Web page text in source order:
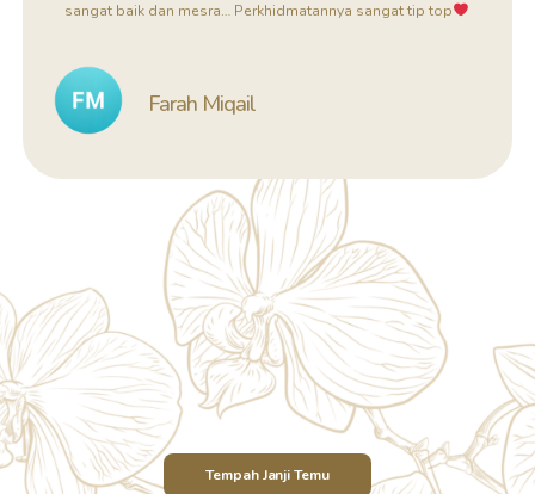
mereka, saya cadangkan memilih Klinik Ajwa. Ia memang
Tempah Janji Temu